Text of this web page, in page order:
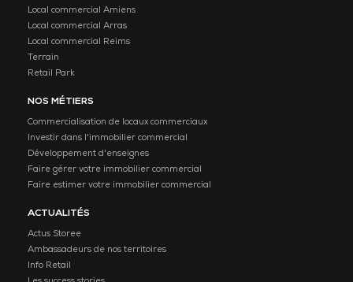
Local commercial Amiens
Local commercial Arras
Local commercial Reims
Terrain
Retail Park
NOS MÉTIERS
Commercialisation de locaux commerciaux
Investir dans l'immobilier commercial
Développement d'enseignes
Faire gérer votre immobilier commercial
Faire estimer votre immobilier commercial
ACTUALITÉS
Actus Storee
Ambassadeurs de nos territoires
Info Retail